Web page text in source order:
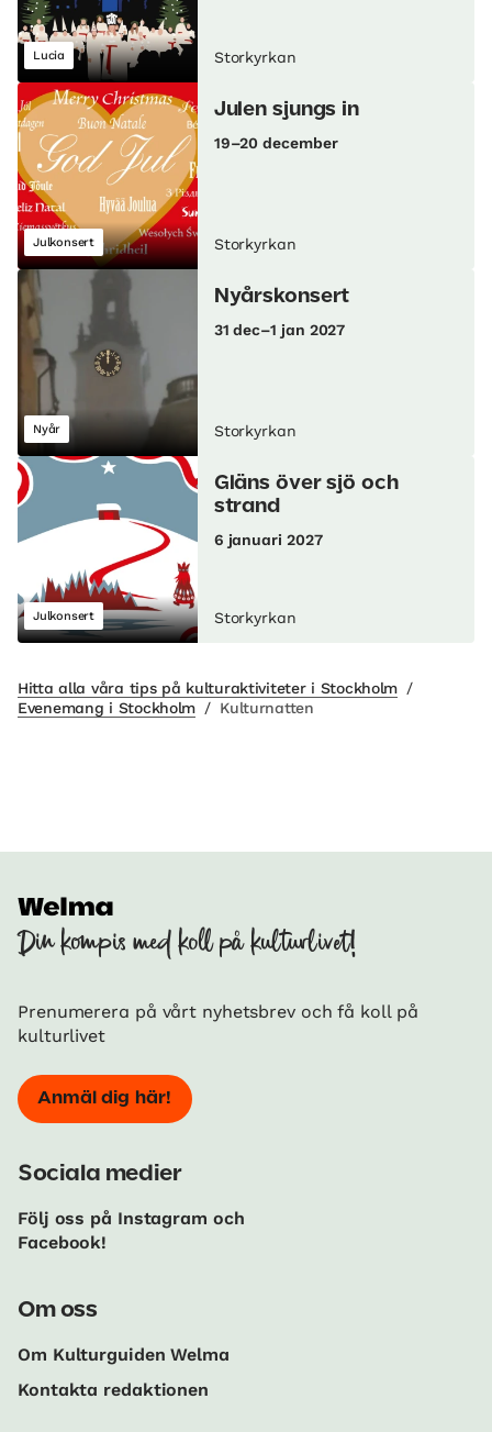
Lucia Storkyrkan
Julkonsert
Julen sjungs in
19–20 december
Storkyrkan
Nyår
Nyårskonsert
31 dec–1 jan 2027
Storkyrkan
Julkonsert
Gläns över sjö och
strand
6 januari 2027
Storkyrkan
Hitta alla våra tips på kulturaktiviteter i Stockholm /
Evenemang i Stockholm / Kulturnatten
Din kompis med koll på kulturlivet!
Prenumerera på vårt nyhetsbrev och få koll på
kulturlivet
Anmäl dig här!
Sociala medier
Följ oss på Instagram och
Facebook!
Om oss
Om Kulturguiden Welma
Kontakta redaktionen